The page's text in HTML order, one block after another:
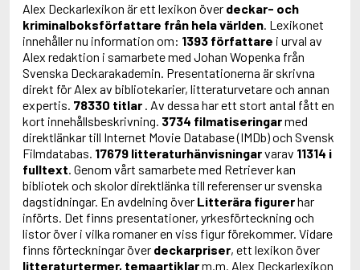
Alex Deckarlexikon är ett lexikon över deckar- och
kriminalboksförfattare från hela världen. Lexikonet
innehåller nu information om: 1393 författare i urval av
Alex redaktion i samarbete med Johan Wopenka från
Svenska Deckarakademin. Presentationerna är skrivna
direkt för Alex av bibliotekarier, litteraturvetare och annan
expertis. 78330 titlar . Av dessa har ett stort antal fått en
kort innehållsbeskrivning. 3734 filmatiseringarmed
direktlänkar till Internet Movie Database (IMDb) och Svensk
Filmdatabas. 17679 litteraturhänvisningarvarav 11314 i
fulltext. Genom vårt samarbete med Retriever kan
bibliotek och skolor direktlänka till referenser ur svenska
dagstidningar. En avdelning över Litterära figurerhar
införts. Det finns presentationer, yrkesförteckning och
listor över i vilka romaner en viss figur förekommer. Vidare
finns förteckningar över deckarpriser, ett lexikon över
litteraturtermer, temaartiklarm.m. Alex Deckarlexikon